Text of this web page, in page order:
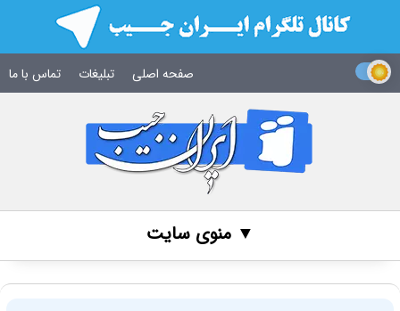
صفحه اصلی تبلیغات تماس با ما
▼ منوی سایت